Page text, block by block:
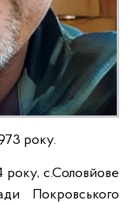
року.
року, с.Соловйове
Покровського